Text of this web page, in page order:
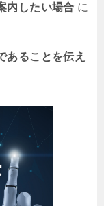
内したい場合 に
あることを伝え